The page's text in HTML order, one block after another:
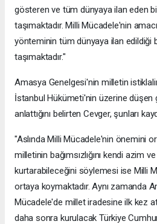
gösteren ve tüm dünyaya ilan eden
taşımaktadır. Milli Mücadele'nin
yönteminin tüm dünyaya ilan edildiği
taşımaktadır."
Amasya Genelgesi'nin milletin
İstanbul Hükümeti'nin üzerine düşen
anlattığını belirten Cevger, şunları
"Aslında Milli Mücadele'nin önemini
milletinin bağımsızlığını kendi azim
kurtarabileceğini söylemesi ise Milli
ortaya koymaktadır. Aynı zamanda
Mücadele'de millet iradesine ilk kez
daha sonra kurulacak Türkiye